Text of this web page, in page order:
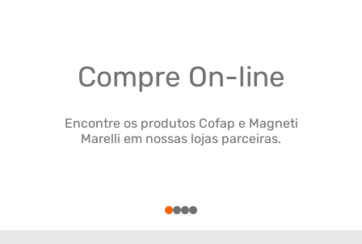
Compre On-line
Encontre os produtos Cofap e Magneti
Marelli em nossas lojas parceiras.
1234